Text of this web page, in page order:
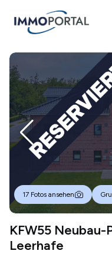
17 Fotos ansehen
KFW55
Leerhafe